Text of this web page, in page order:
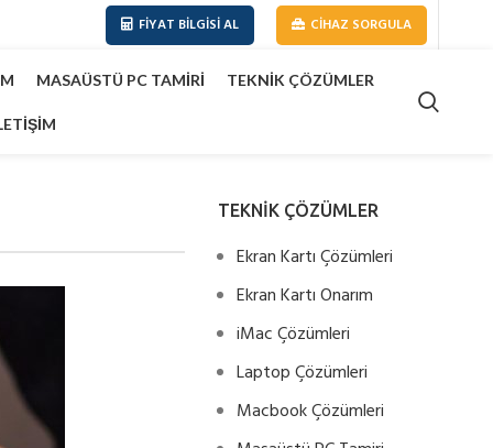
FIYAT BILGISI AL CIHAZ SORGULA
MASAÜSTÜ PC TAMIRI TEKNIK ÇÖZÜMLER
TEKNİK ÇÖZÜMLER
Ekran Kartı Çözümleri
Ekran Kartı Onarım
iMac Çözümleri
Laptop Çözümleri
Macbook Çözümleri